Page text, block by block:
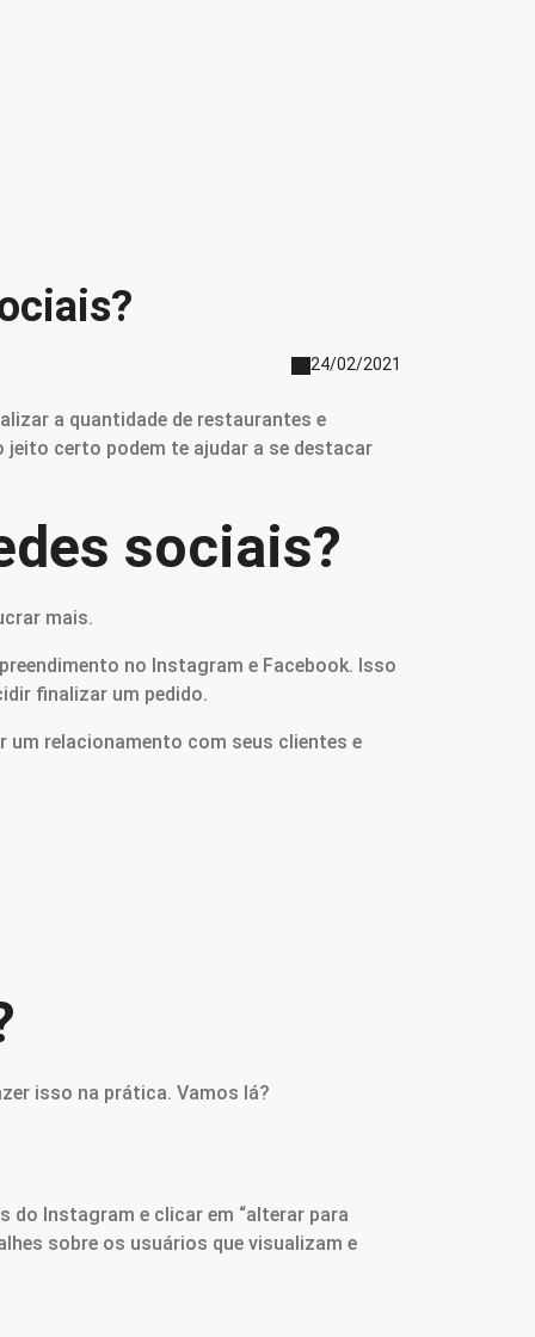
24/02/2021
a quantidade de restaurantes e
jeito certo podem te ajudar a se destacar
sociais?
mais.
no Instagram e Facebook. Isso
finalizar um pedido.
relacionamento com seus clientes e
isso na prática. Vamos lá?
do Instagram e clicar em “alterar para
sobre os usuários que visualizam e